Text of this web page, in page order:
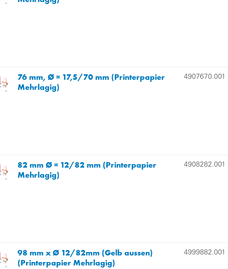
76 mm, Ø = 17,5/70 mm (Printerpapier
Mehrlagig)
4907670.001
82 mm Ø = 12/82 mm (Printerpapier
Mehrlagig)
4908282.001
98 mm x Ø 12/82mm (Gelb aussen)
(Printerpapier Mehrlagig)
4999882.001